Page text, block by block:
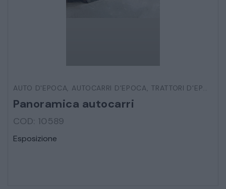
SALE DA PRANZO E SOGGIORNO
AUTO D'EPOCA, AUTOCARRI D'EPOCA, TRATTORI D'EPOCA
Panoramica autocarri
COD: 10589
Esposizione